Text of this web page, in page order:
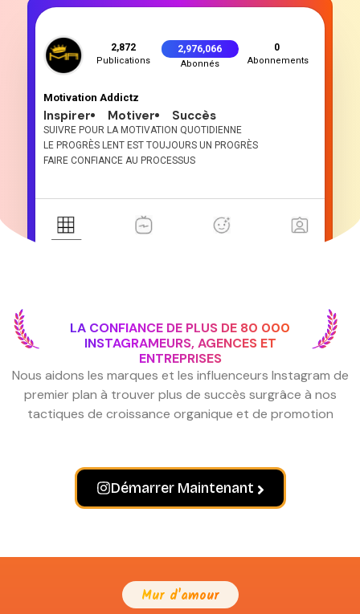
2,872
Publications
2,976,066
Abonnés
0
Abonnements
Motivation Addictz
Inspirer Motiver Succès
SUIVRE POUR LA MOTIVATION QUOTIDIENNE
LE PROGRÈS LENT EST TOUJOURS UN PROGRÈS
FAIRE CONFIANCE AU PROCESSUS
LA CONFIANCE DE PLUS DE 80 000
INSTAGRAMEURS, AGENCES ET
ENTREPRISES
Nous aidons les marques et les influenceurs Instagram de
premier plan à trouver plus de succès surgrâce à nos
tactiques de croissance organique et de promotion
Démarrer Maintenant
Mur d'amour